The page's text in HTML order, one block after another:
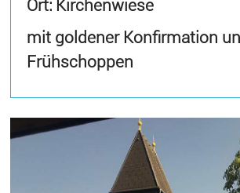
Ort: Kirchenwiese
mit goldener Konfirmation
Frühschoppen